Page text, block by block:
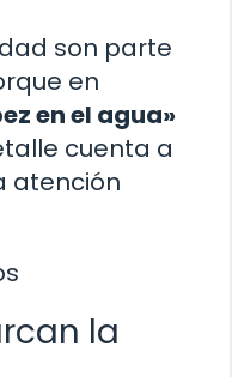
son parte
en
en el agua»
cuenta a
atención
la